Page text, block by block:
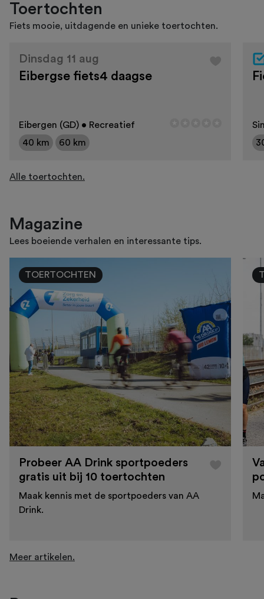
Toertochten
Fiets mooie, uitdagende en unieke toertochten.
Dinsdag 11 aug
Eibergse fiets4 daagse
Eibergen (GD) • Recreatief
40 km
60 km
Alle toertochten.
Magazine
Lees boeiende verhalen en interessante tips.
TOERTOCHTEN
Probeer AA Drink sportpoeders
gratis uit bij 10 toertochten
Maak kennis met de sportpoeders van AA
Drink.
Meer artikelen.